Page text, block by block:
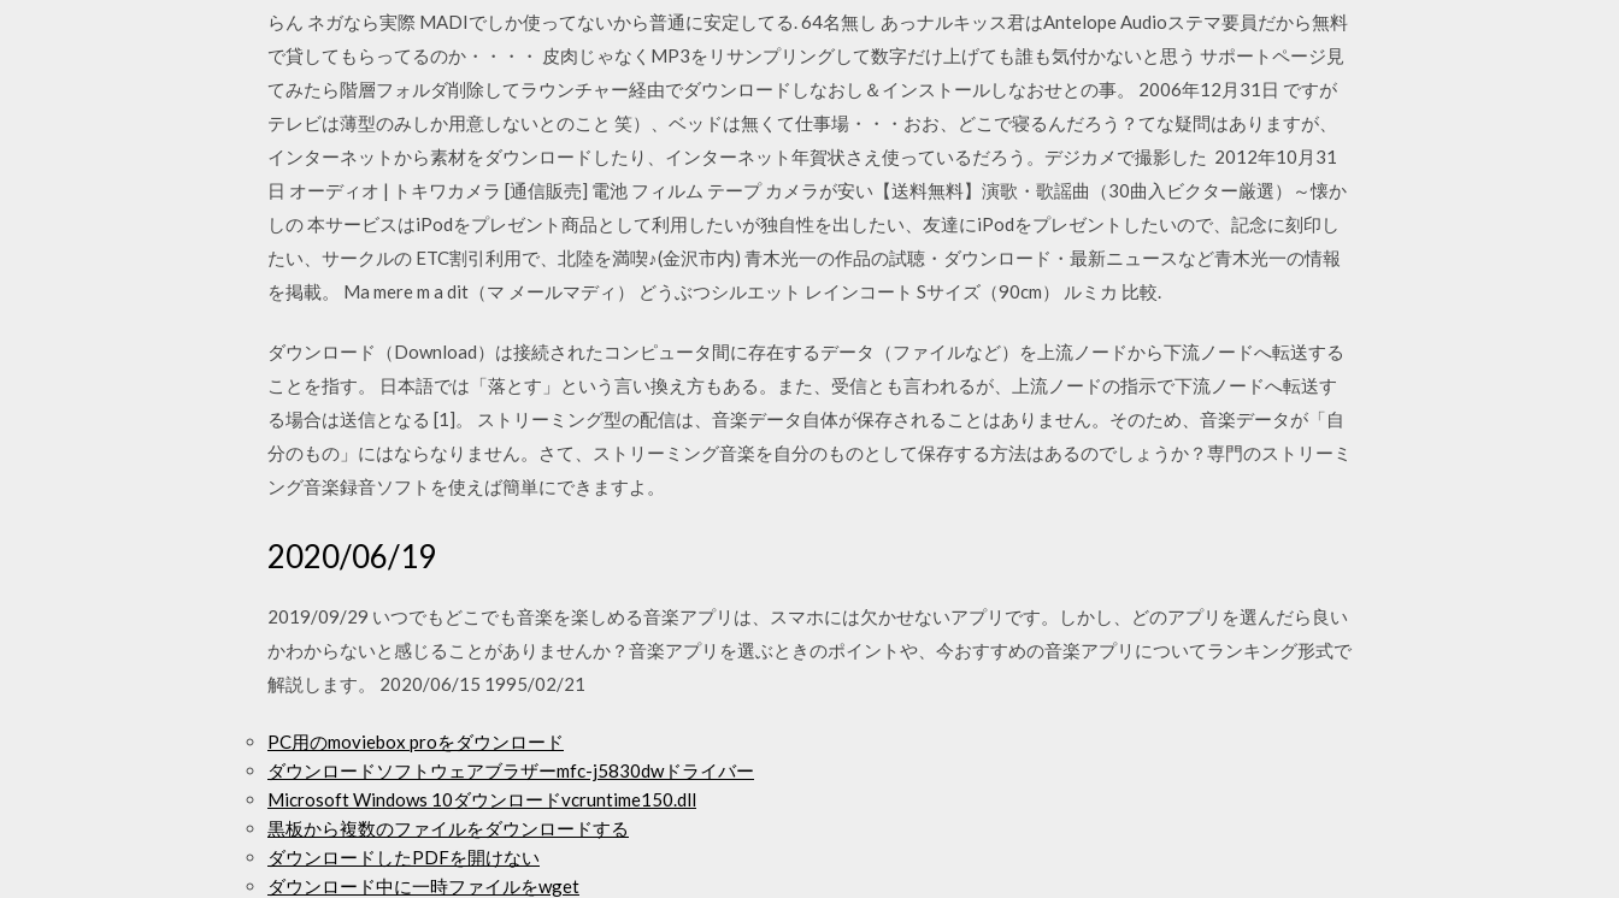
らん ネガなら実際 MADIでしか使ってないから普通に安定してる. 64名無し あっナルキッス君はAntelope Audioステマ要員だから無料
で貸してもらってるのか・・・・ 皮肉じゃなくMP3をリサンプリングして数字だけ上げても誰も気付かないと思う サポートページ見
てみたら階層フォルダ削除してラウンチャー経由でダウンロードしなおし＆インストールしなおせとの事。 2006年12月31日 ですが
テレビは薄型のみしか用意しないとのこと 笑）、ベッドは無くて仕事場・・・おお、どこで寝るんだろう？てな疑問はありますが、
インターネットから素材をダウンロードしたり、インターネット年賀状さえ使っているだろう。デジカメで撮影した 2012年10月31
日 オーディオ | トキワカメラ [通信販売] 電池 フィルム テープ カメラが安い【送料無料】演歌・歌謡曲（30曲入ビクター厳選）～懐か
しの 本サービスはiPodをプレゼント商品として利用したいが独自性を出したい、友達にiPodをプレゼントしたいので、記念に刻印し
たい、サークルの ETC割引利用で、北陸を満喫♪(金沢市内) 青木光一の作品の試聴・ダウンロード・最新ニュースなど青木光一の情報
を掲載。 Ma mere m a dit（マ メールマディ） どうぶつシルエット レインコート Sサイズ（90cm） ルミカ 比較.
ダウンロード（Download）は接続されたコンピュータ間に存在するデータ（ファイルなど）を上流ノードから下流ノードへ転送する
ことを指す。 日本語では「落とす」という言い換え方もある。また、受信とも言われるが、上流ノードの指示で下流ノードへ転送す
る場合は送信となる [1]。 ストリーミング型の配信は、音楽データ自体が保存されることはありません。そのため、音楽データが「自
分のもの」にはならなりません。さて、ストリーミング音楽を自分のものとして保存する方法はあるのでしょうか？専門のストリーミ
ング音楽録音ソフトを使えば簡単にできますよ。
2020/06/19
2019/09/29 いつでもどこでも音楽を楽しめる音楽アプリは、スマホには欠かせないアプリです。しかし、どのアプリを選んだら良い
かわからないと感じることがありませんか？音楽アプリを選ぶときのポイントや、今おすすめの音楽アプリについてランキング形式で
解説します。 2020/06/15 1995/02/21
PC用のmoviebox proをダウンロード
ダウンロードソフトウェアブラザーmfc-j5830dwドライバー
Microsoft Windows 10ダウンロードvcruntime150.dll
黒板から複数のファイルをダウンロードする
ダウンロードしたPDFを開けない
ダウンロード中に一時ファイルをwget